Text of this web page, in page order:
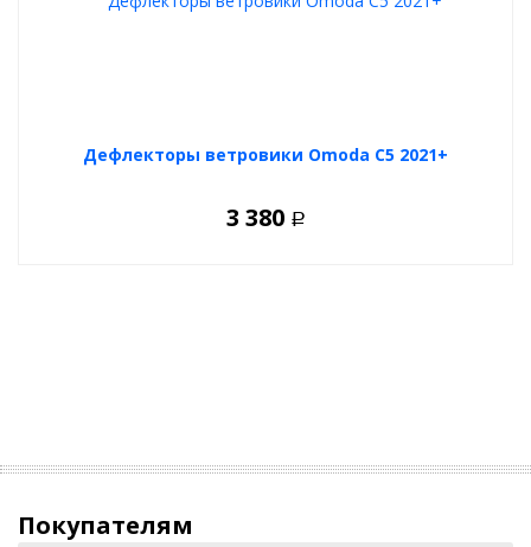
Дефлекторы ветровики Omoda C5 2021+
3 380 Р
Покупателям